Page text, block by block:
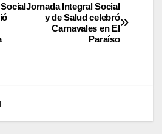
Jornada Integral Social
y de Salud celebró
Carnavales en El
Paraíso